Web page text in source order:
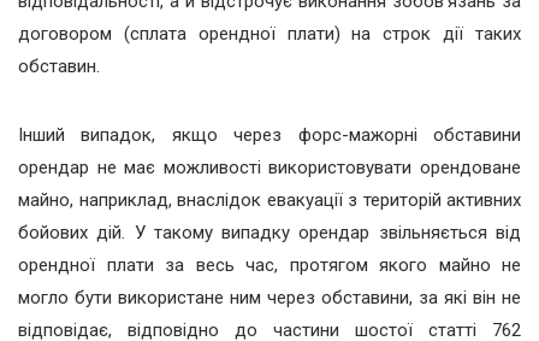
договором (сплата орендної плати) на строк дії таких
обставин.
Інший випадок, якщо через форс-мажорні обставини
орендар не має можливості використовувати орендоване
майно, наприклад, внаслідок евакуації з територій активних
бойових дій. У такому випадку орендар звільняється від
орендної плати за весь час, протягом якого майно не
могло бути використане ним через обставини, за які він не
відповідає, відповідно до частини шостої статті 762